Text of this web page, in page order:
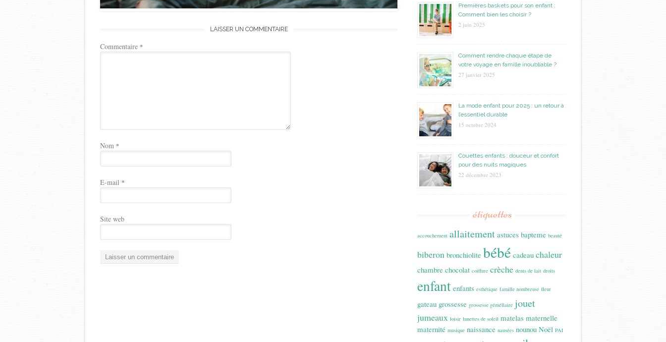
LAISSER UN COMMENTAIRE
Commentaire *
Nom *
E-mail *
Site web
Premières baskets pour son enfant :
Comment bien les choisir ?
2 juin 2025
Comment rendre chaque étape de
votre voyage en famille inoubliable ?
27 janvier 2025
La mode enfant pour 2025 : un retour à
l’essentiel durable
15 octobre 2024
Couettes enfants : douceur et confort
pour des nuits magiques
22 décembre 2023
étiquettes
accouchement allaitement astuces bapteme beauté
biberon bronchiolite bébé cadeau chaleur
chambre chocolat coiffure crèche dents de lait droits
enfant enfants esthétique famille nombreuse fleur
gateau grossesse grossesse géméllaire jouet
jumeaux loisir lunettes de soleil matelas maternelle
maternité musique naissance nausées nounou Noël PAI